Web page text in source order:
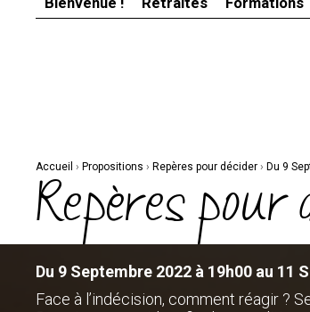
Accueil › Propositions › Repères pour décider › Du 9
Repères pour
Du 9 Septembre 2022 à 19h00 au 11
Face à l’indécision, comment réagir ?